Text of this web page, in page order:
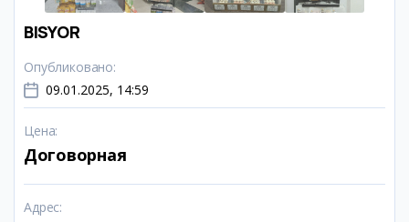
BISYOR
Опубликовано:
09.01.2025, 14:59
Цена:
Договорная
Адрес: